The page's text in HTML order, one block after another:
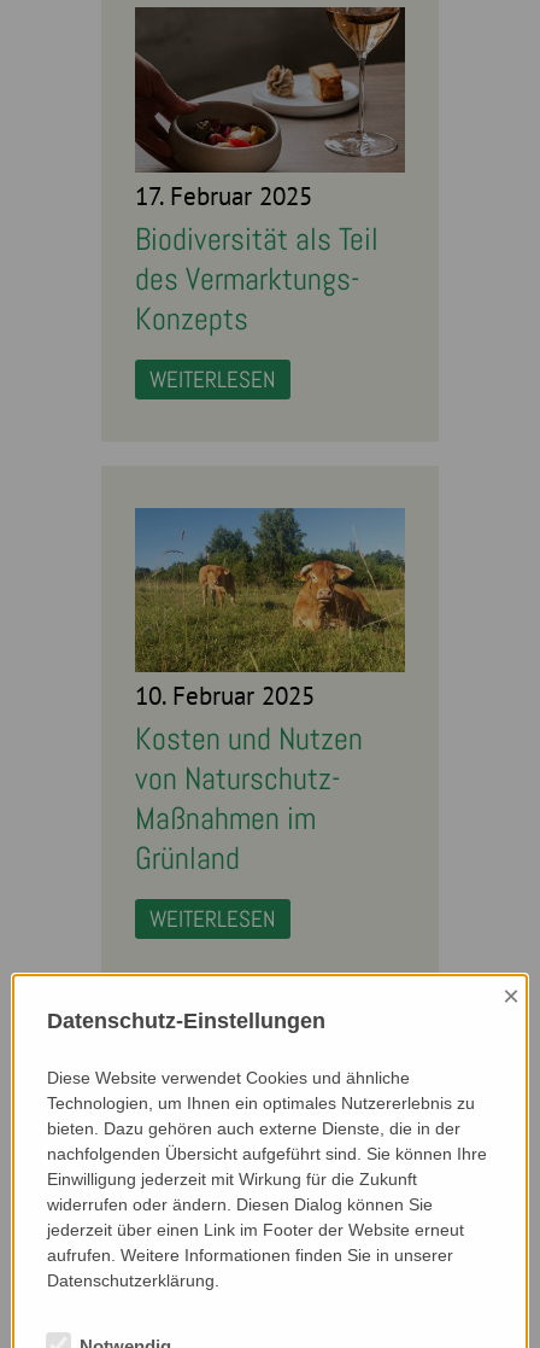
17. Februar 2025
Biodiversität als Teil
des Vermarktungs-
Konzepts
WEITERLESEN
10. Februar 2025
Kosten und Nutzen
von Naturschutz-
Maßnahmen im
Grünland
WEITERLESEN
03. Februar 2025
Naturnaher Obst- und
Datenschutz-Einstellungen
×
Diese Website verwendet Cookies und ähnliche
Technologien, um Ihnen ein optimales Nutzererlebnis zu
bieten. Dazu gehören auch externe Dienste, die in der
nachfolgenden Übersicht aufgeführt sind. Sie können Ihre
Einwilligung jederzeit mit Wirkung für die Zukunft
widerrufen oder ändern. Diesen Dialog können Sie
jederzeit über einen Link im Footer der Website erneut
aufrufen. Weitere Informationen finden Sie in unserer
Datenschutzerklärung.